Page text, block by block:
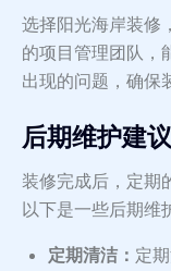
选择阳光海岸装修
的项目管理团队，
出现的问题，确保
后期维护建议
装修完成后，定期
以下是一些后期维
定期清洁： 定